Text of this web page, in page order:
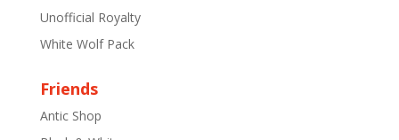
Unofficial Royalty
White Wolf Pack
Friends
Antic Shop